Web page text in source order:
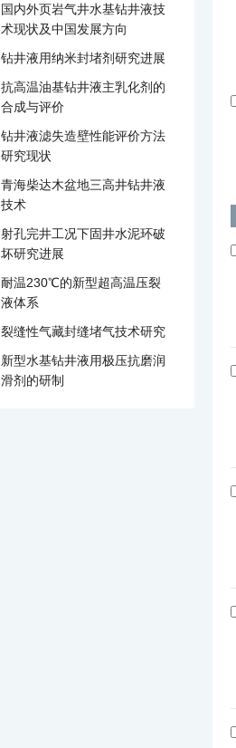
国内外页岩气井水基钻井液技
术现状及中国发展方向
钻井液用纳米封堵剂研究进展
抗高温油基钻井液主乳化剂的
合成与评价
钻井液滤失造壁性能评价方法
研究现状
青海柴达木盆地三高井钻井液
技术
射孔完井工况下固井水泥环破
坏研究进展
耐温230℃的新型超高温压裂
液体系
裂缝性气藏封缝堵气技术研究
新型水基钻井液用极压抗磨润
滑剂的研制